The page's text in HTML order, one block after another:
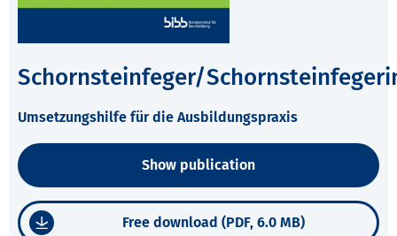
Schornsteinfeger/
Umsetzungshilfe für die Ausbildungspraxis
Show publication
Free download (PDF, 6.0 MB)